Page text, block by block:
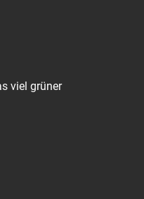
viel grüner